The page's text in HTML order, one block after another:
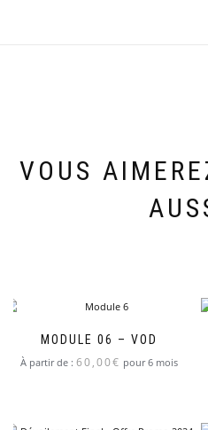
VOUS
MODULE 06 – VOD
À partir de : 60,00€ pour 6 mois